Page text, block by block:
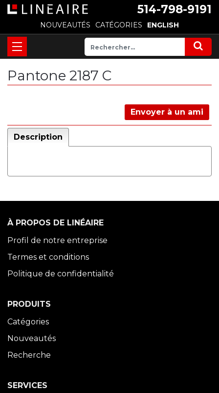
514-798-9191
NOUVEAUTÉS CATÉGORIES ENGLISH
Pantone 2187 C
Envoyer à un ami
Description
À PROPOS DE LINÉAIRE
Profil de notre entreprise
Termes et conditions
Politique de confidentialité
PRODUITS
Catégories
Nouveautés
Recherche
SERVICES